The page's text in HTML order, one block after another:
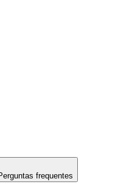
frequentes